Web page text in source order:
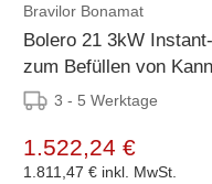
Bravilor Bonamat
Bolero 21 3kW
zum Befüllen von
3 - 5 Werktage
1.522,24 €
1.811,47 € inkl. MwSt.